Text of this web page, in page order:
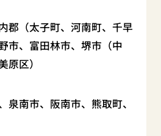
郡（太子町、河南町、千早
市、富田林市、堺市（中
原区）
泉南市、阪南市、熊取町、